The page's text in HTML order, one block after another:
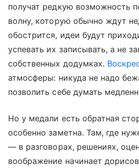
получат редкую возможность
волну, которую обычно ждут
обострится, идеи будут
успевать их записывать, а не
собственных додумках.
атмосферы: никуда не надо
позволить себе думать
Но у медали есть обратная
особенно заметна. Там, где
— в разговорах, решениях,
воображение начинает